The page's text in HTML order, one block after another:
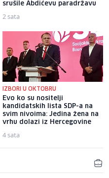
srušile Abdićevu paradržavu
2 sata
IZBORI U OKTOBRU
Evo ko su nositelji
kandidatskih lista SDP-a na
svim nivoima: Jedina žena na
vrhu dolazi iz Hercegovine
4 sata